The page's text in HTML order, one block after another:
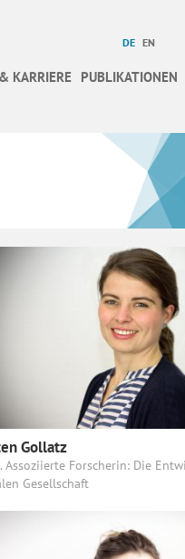
DE EN
KARRIERE PUBLIKATIONEN
Gollatz
Assoziierte Forscherin: Die
Gesellschaft